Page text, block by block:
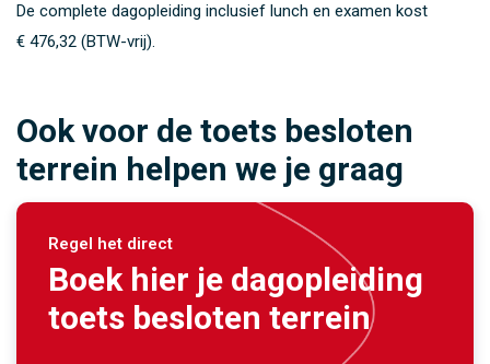
De complete dagopleiding inclusief lunch en examen kost
€ 476,32 (BTW-vrij).
Ook voor de toets besloten
terrein helpen we je graag
Regel het direct
Boek hier je dagopleiding
toets besloten terrein